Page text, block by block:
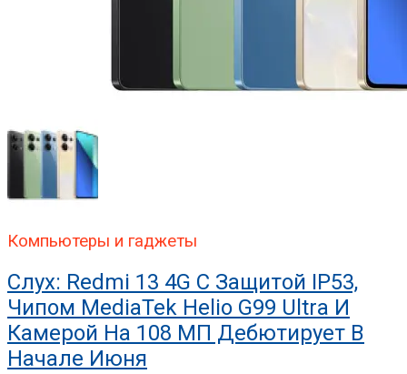
Компьютеры и гаджеты
Слух: Redmi 13 4G С Защитой IP53,
Чипом MediaTek Helio G99 Ultra И
Камерой На 108 МП Дебютирует В
Начале Июня